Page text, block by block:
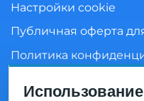
Настройки cookie
Публичная оферта
Политика